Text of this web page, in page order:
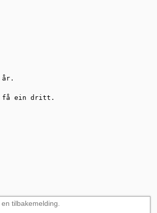
år.
få ein dritt.